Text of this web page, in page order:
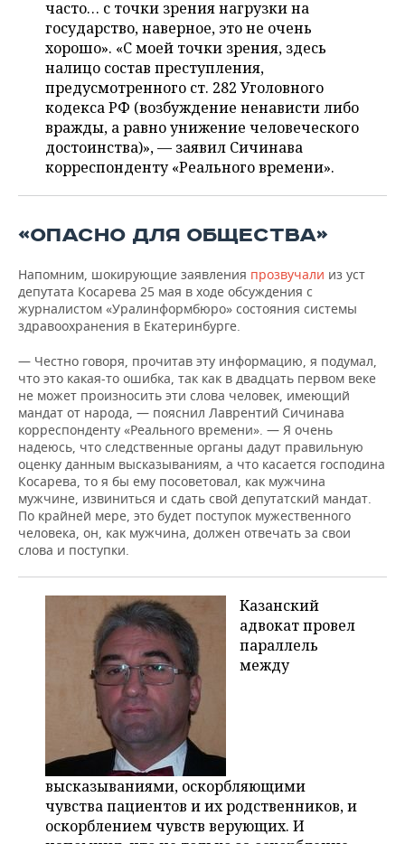
ФИГУРНОЕ КАТАНИЕ
ВОДНЫЕ ВИДЫ СПОРТА
ХОККЕЙ С МЯЧОМ
МЕДИЦИНА
ОБРАЗОВАНИЕ
ПРОИСШЕСТВИЯ
часто… с точки зрения нагрузки на
государство, наверное, это не очень
хорошо». «С моей точки зрения, здесь
налицо состав преступления,
предусмотренного ст. 282 Уголовного
кодекса РФ (возбуждение ненависти либо
вражды, а равно унижение человеческого
достоинства)», — заявил Сичинава
корреспонденту «Реального времени».
«ОПАСНО ДЛЯ ОБЩЕСТВА»
Напомним, шокирующие заявления прозвучали из уст
депутата Косарева 25 мая в ходе обсуждения с
журналистом «Уралинформбюро» состояния системы
здравоохранения в Екатеринбурге.
— Честно говоря, прочитав эту информацию, я подумал,
что это какая-то ошибка, так как в двадцать первом веке
не может произносить эти слова человек, имеющий
мандат от народа, — пояснил Лаврентий Сичинава
корреспонденту «Реального времени». — Я очень
надеюсь, что следственные органы дадут правильную
оценку данным высказываниям, а что касается господина
Косарева, то я бы ему посоветовал, как мужчина
мужчине, извиниться и сдать свой депутатский мандат.
По крайней мере, это будет поступок мужественного
человека, он, как мужчина, должен отвечать за свои
слова и поступки.
Казанский
адвокат провел
параллель
между
высказываниями, оскорбляющими
чувства пациентов и их родственников, и
оскорблением чувств верующих. И